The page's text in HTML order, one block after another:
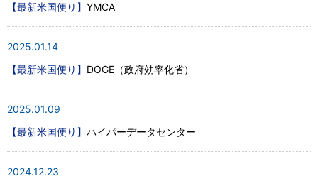
【最新米国便り】 YMCA
2025.01.14
【最新米国便り】 DOGE（政府効率化省）
2025.01.09
【最新米国便り】 ハイパーデータセンター
2024.12.23